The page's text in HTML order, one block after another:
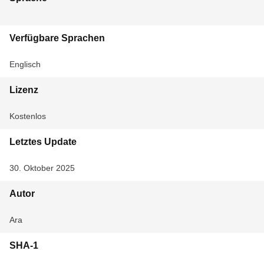
Verfügbare Sprachen
Englisch
Lizenz
Kostenlos
Letztes Update
30. Oktober 2025
Autor
Ara
SHA-1